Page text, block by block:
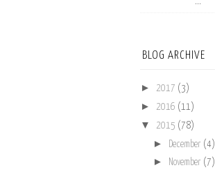
BLOG ARCHIVE
► 2017 (3)
► 2016 (11)
▼ 2015 (78)
► December (4)
► November (7)